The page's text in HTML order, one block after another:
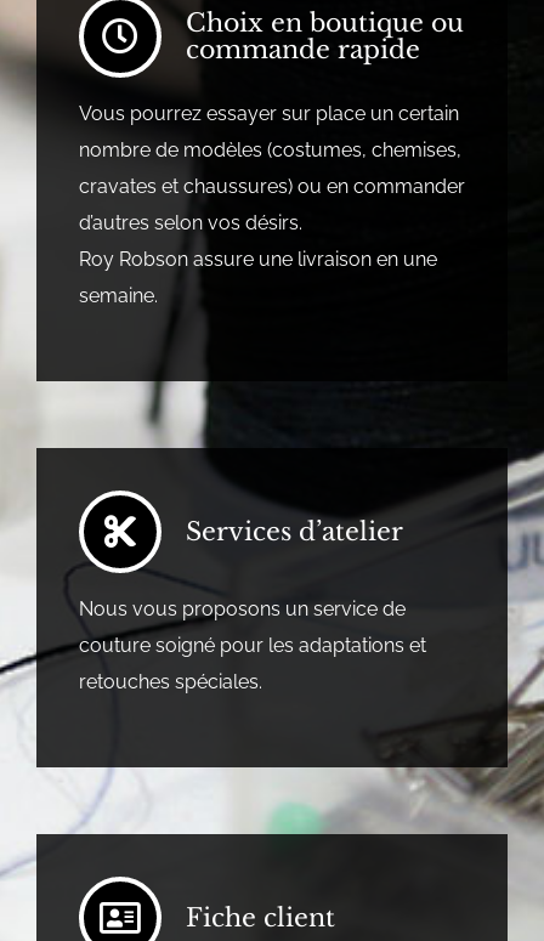
Choix en boutique ou
commande rapide
Vous pourrez essayer sur place un certain
nombre de modèles (costumes, chemises,
cravates et chaussures) ou en commander
d’autres selon vos désirs.
Roy Robson assure une livraison en une
semaine.
Services d’atelier
Nous vous proposons un service de
couture soigné pour les adaptations et
retouches spéciales.
Fiche client